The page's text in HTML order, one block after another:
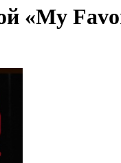
«My